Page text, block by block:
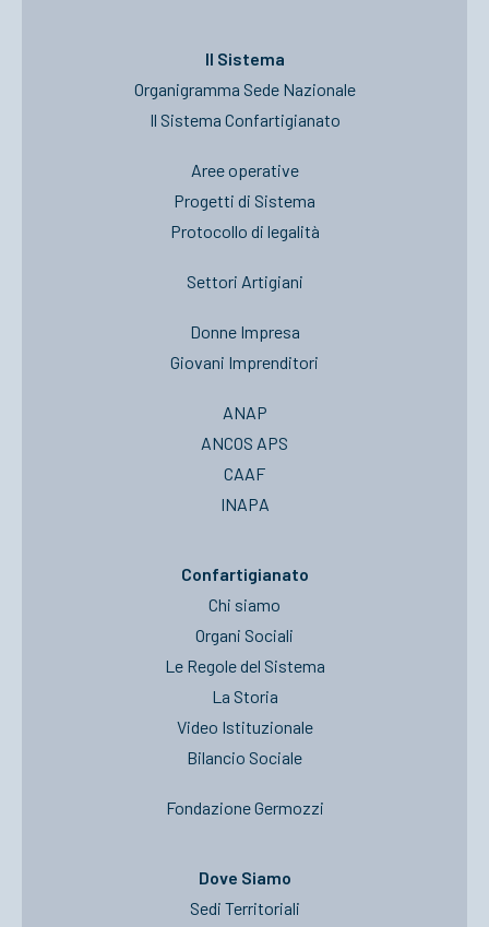
Il Sistema
Organigramma Sede Nazionale
Il Sistema Confartigianato
Aree operative
Progetti di Sistema
Protocollo di legalità
Settori Artigiani
Donne Impresa
Giovani Imprenditori
ANAP
ANCOS APS
CAAF
INAPA
Confartigianato
Chi siamo
Organi Sociali
Le Regole del Sistema
La Storia
Video Istituzionale
Bilancio Sociale
Fondazione Germozzi
Dove Siamo
Sedi Territoriali